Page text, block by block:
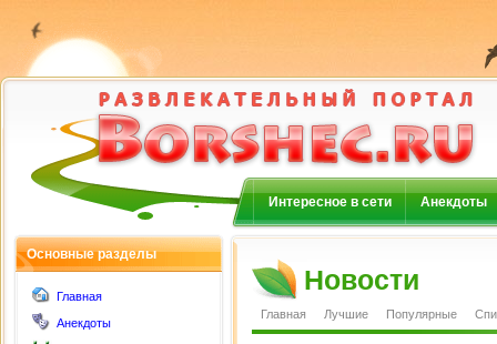
Интересное в сети Анекдоты
Основные разделы
Главная
Анекдоты
Новости
Главная Лучшие Популярные